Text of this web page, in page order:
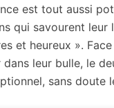
est tout aussi
qui savourent
et heureux ».
leur bulle, le
sans doute